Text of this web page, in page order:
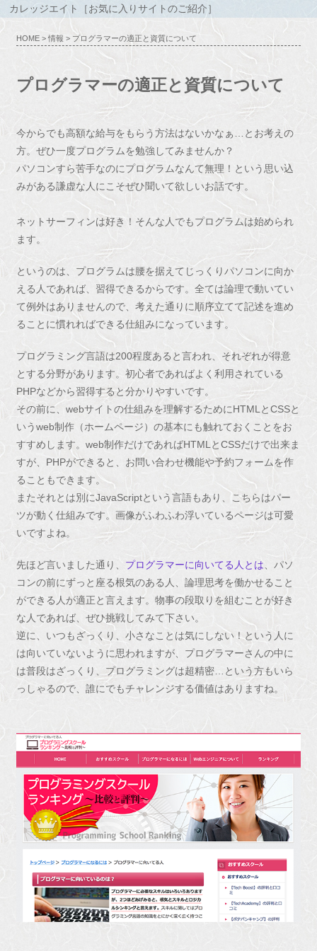
カレッジエイト［お気に入りサイトのご紹介］
HOME >情報 > プログラマーの適正と資質について
プログラマーの適正と資質について
今からでも高額な給与をもらう方法はないかなぁ…とお考えの
方。ぜひ一度プログラムを勉強してみませんか？
パソコンすら苦手なのにプログラムなんて無理！という思い込
みがある謙虚な人にこそぜひ聞いて欲しいお話です。
ネットサーフィンは好き！そんな人でもプログラムは始められ
ます。
というのは、プログラムは腰を据えてじっくりパソコンに向か
える人であれば、習得できるからです。全ては論理で動いてい
て例外はありませんので、考えた通りに順序立てて記述を進め
ることに慣れればできる仕組みになっています。
プログラミング言語は200程度あると言われ、それぞれが得意
とする分野があります。初心者であればよく利用されている
PHPなどから習得すると分かりやすいです。
その前に、webサイトの仕組みを理解するためにHTMLとCSSと
いうweb制作（ホームページ）の基本にも触れておくことをお
すすめします。web制作だけであればHTMLとCSSだけで出来ま
すが、PHPができると、お問い合わせ機能や予約フォームを作
ることもできます。
またそれとは別にJavaScriptという言語もあり、こちらはパー
ツが動く仕組みです。画像がふわふわ浮いているページは可愛
いですよね。
先ほど言いました通り、 プログラマーに向いてる人とは 、パソ
コンの前にずっと座る根気のある人、論理思考を働かせること
ができる人が適正と言えます。物事の段取りを組むことが好き
な人であれば、ぜひ挑戦してみて下さい。
逆に、いつもざっくり、小さなことは気にしない！という人に
は向いていないように思われますが、プログラマーさんの中に
は普段はざっくり、プログラミングは超精密…という方もいら
っしゃるので、誰にでもチャレンジする価値はありますね。